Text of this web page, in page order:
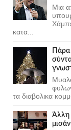
Μια
κατα...
Πάρα
τα διαβολικα
Άλλη